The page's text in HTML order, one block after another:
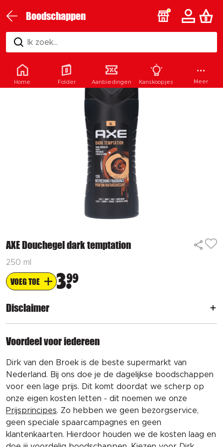
Boodschappen
Ik zoek...
AXE Douchegel dark temptation
250 ml
VOEG TOE 399
Disclaimer
Voordeel voor iedereen
Dirk van den Broek is de beste supermarkt van
Nederland. Bij ons doe je de dagelijkse boodschappen
voor een lage prijs. Dit komt doordat we scherp op
onze eigen kosten letten - dit noemen we onze
Prijsprincipes. Zo hebben we geen bezorgservice,
geen speciale spaarcampagnes en geen
klantenkaarten. Hierdoor houden we de kosten laag en
Home Folder Aanbiedingen Kanskoopjes Meer